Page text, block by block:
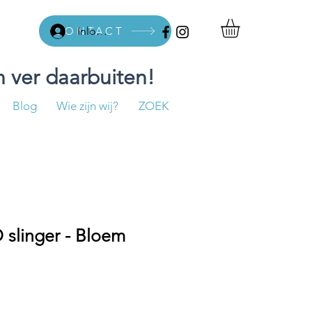
Inloggen
CONTACT
ver daarbuiten!
Blog Wie zijn wij? ZOEK
slinger - Bloem